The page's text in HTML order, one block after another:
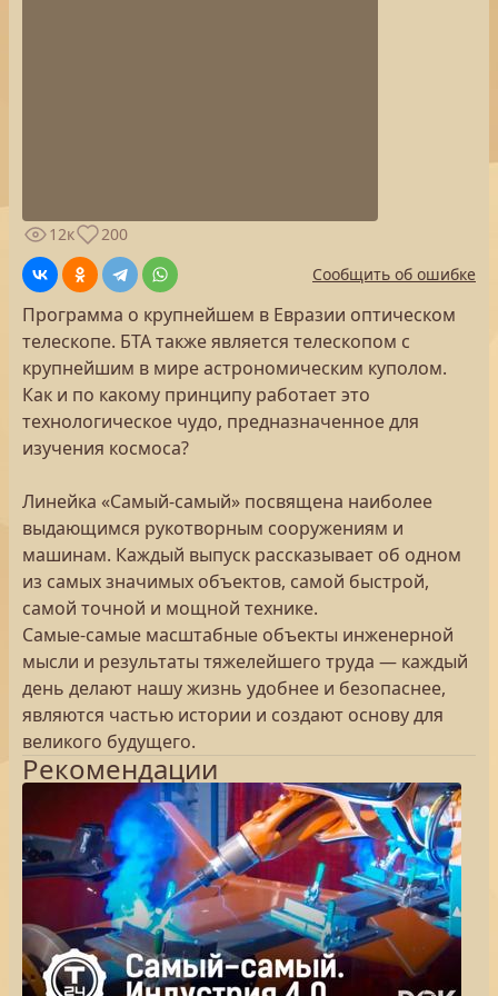
12к
200
Сообщить об ошибке
Программа о крупнейшем в Евразии оптическом
телескопе. БТА также является телескопом с
крупнейшим в мире астрономическим куполом.
Как и по какому принципу работает это
технологическое чудо, предназначенное для
изучения космоса?
Линейка «Самый-самый» посвящена наиболее
выдающимся рукотворным сооружениям и
машинам. Каждый выпуск рассказывает об одном
из самых значимых объектов, самой быстрой,
самой точной и мощной технике.
Самые-самые масштабные объекты инженерной
мысли и результаты тяжелейшего труда — каждый
день делают нашу жизнь удобнее и безопаснее,
являются частью истории и создают основу для
великого будущего.
Рекомендации